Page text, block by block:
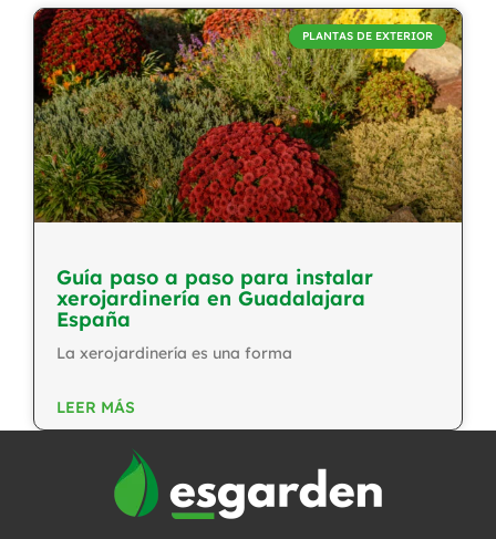
PLANTAS DE EXTERIOR
Guía paso a paso para instalar
xerojardinería en Guadalajara
España
La xerojardinería es una forma
LEER MÁS